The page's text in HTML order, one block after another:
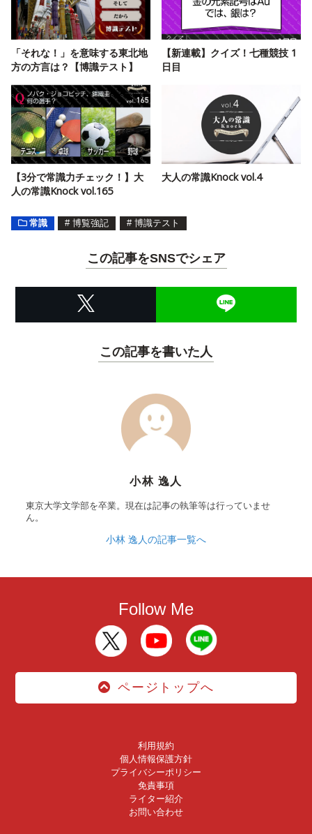
「それな！」を意味する東北地
方の方言は？【博識テスト】
【新連載】クイズ！七種競技 1
日目
【3分で常識力チェック！】大
人の常識Knock vol.165
大人の常識Knock vol.4
常識 # 博覧強記 # 博識テスト
この記事をSNSでシェア
この記事を書いた人
小林 逸人
東京大学文学部を卒業。現在は記事の執筆等は行っていませ
ん。
小林 逸人の記事一覧へ
Follow Me
ページトップへ
利用規約
個人情報保護方針
プライバシーポリシー
免責事項
ライター紹介
お問い合わせ